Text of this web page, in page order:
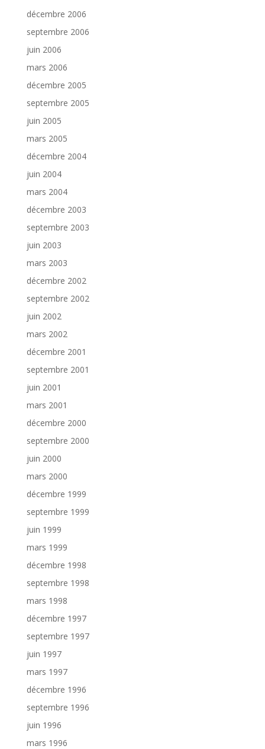
décembre 2006
septembre 2006
juin 2006
mars 2006
décembre 2005
septembre 2005
juin 2005
mars 2005
décembre 2004
juin 2004
mars 2004
décembre 2003
septembre 2003
juin 2003
mars 2003
décembre 2002
septembre 2002
juin 2002
mars 2002
décembre 2001
septembre 2001
juin 2001
mars 2001
décembre 2000
septembre 2000
juin 2000
mars 2000
décembre 1999
septembre 1999
juin 1999
mars 1999
décembre 1998
septembre 1998
mars 1998
décembre 1997
septembre 1997
juin 1997
mars 1997
décembre 1996
septembre 1996
juin 1996
mars 1996